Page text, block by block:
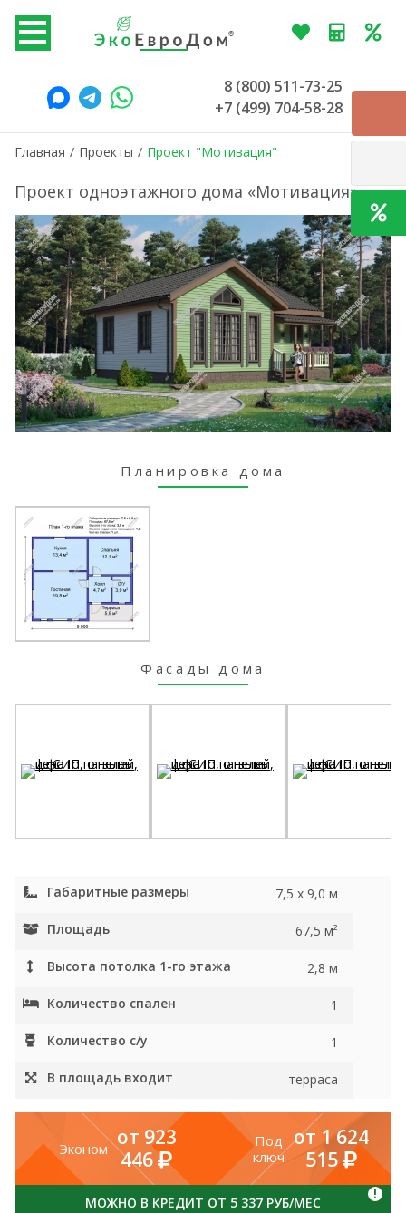
8 (800) 511-73-25
+7 (499) 704-58-28
Главная / Проекты / Проект "Мотивация"
Проект одноэтажного дома «Мотивация»
Планировка дома
Фасады дома
Габаритные размеры 7,5 х 9,0 м
Площадь 67,5 м²
Высота потолка 1-го этажа 2,8 м
Количество спален 1
Количество с/у 1
В площадь входит терраса
Эконом от 923
446
Под
ключ
от 1 624
515
МОЖНО В КРЕДИТ ОТ 5 337 РУБ/МЕС
!